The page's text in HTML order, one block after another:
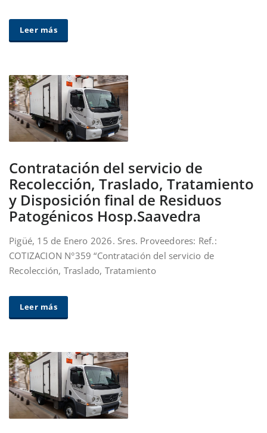
Leer más
Contratación del servicio de
Recolección, Traslado, Tratamiento
y Disposición final de Residuos
Patogénicos Hosp.Saavedra
Pigüé, 15 de Enero 2026. Sres. Proveedores: Ref.:
COTIZACION N°359 “Contratación del servicio de
Recolección, Traslado, Tratamiento
Leer más